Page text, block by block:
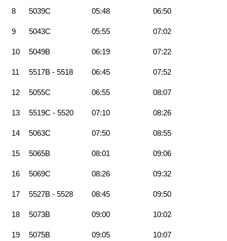
8 5039C 05:48 06:50
9 5043C 05:55 07:02
10 5049B 06:19 07:22
11 5517B - 5518 06:45 07:52
12 5055C 06:55 08:07
13 5519C - 5520 07:10 08:26
14 5063C 07:50 08:55
15 5065B 08:01 09:06
16 5069C 08:26 09:32
17 5527B - 5528 08:45 09:50
18 5073B 09:00 10:02
19 5075B 09:05 10:07